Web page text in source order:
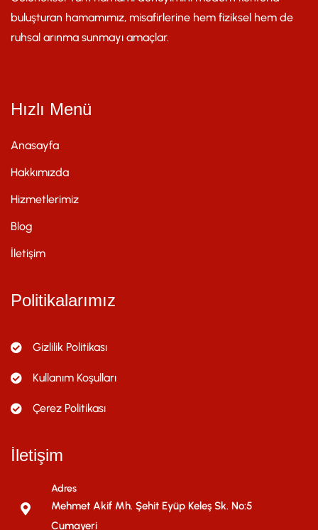
buluşturan hamamımız, misafirlerine hem fiziksel hem de
ruhsal arınma sunmayı amaçlar.
Hızlı Menü
Anasayfa
Hakkımızda
Hizmetlerimiz
Blog
İletişim
Politikalarımız
Gizlilik Politikası
Kullanım Koşulları
Çerez Politikası
İletişim
Adres
Mehmet Akif Mh. Şehit Eyüp Keleş Sk. No:5
Cumayeri